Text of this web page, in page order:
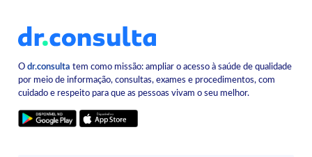
Odr.consulta tem como missão: ampliar o acesso à saúde de qualidade
por meio de informação, consultas, exames e procedimentos, com
cuidado e respeito para que as pessoas vivam o seu melhor.